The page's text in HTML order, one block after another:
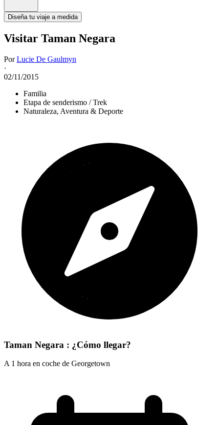
Diseña tu viaje a medida
Visitar Taman Negara
PorLucie De Gaulmyn
·
02/11/2015
Familia
Etapa de senderismo / Trek
Naturaleza, Aventura & Deporte
Taman Negara : ¿Cómo llegar?
A 1 hora en coche de Georgetown